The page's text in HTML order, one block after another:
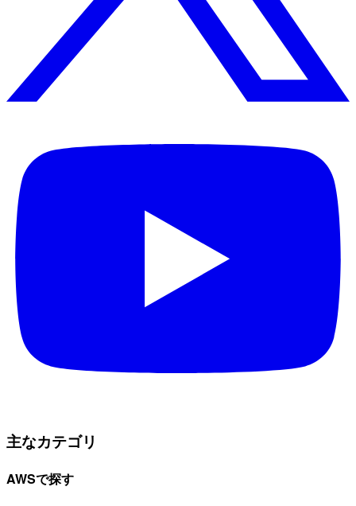
主なカテゴリ
AWSで探す